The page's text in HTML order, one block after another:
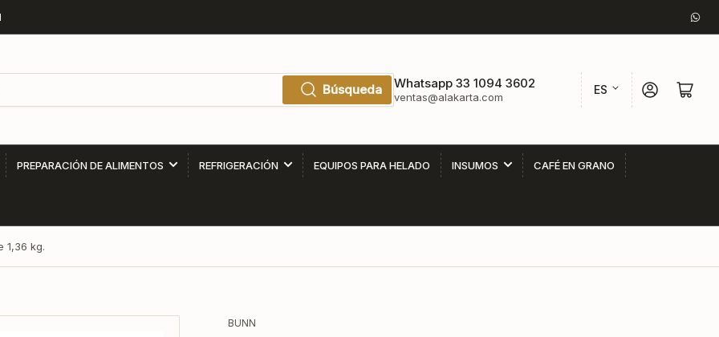
Búsqueda Whatsapp 33 1094 3602
ventas@alakarta.com
I
o
ES Iniciar sesiónAbrir cesta
PREPARACIÓN DE ALIMENTOS REFRIGERACIÓN EQUIPOS PARA HELADO INSUMOS CAFÉ EN GRANO
1,36 kg.
BUNN